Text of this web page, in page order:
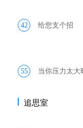
42
给您支个招
55 当你压力太大
追思室